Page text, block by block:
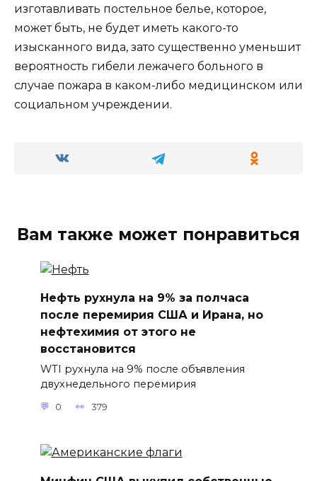
изготавливать постельное белье, которое,
может быть, не будет иметь какого-то
изысканного вида, зато существенно уменьшит
вероятность гибели лежачего больного в
случае пожара в каком-либо медицинском или
социальном учреждении.
Вам также может понравиться
Нефть рухнула на 9% за полчаса
после перемирия США и Ирана, но
нефтехимия от этого не
восстановится
WTI рухнула на 9% после объявления
двухнедельного перемирия
0 379